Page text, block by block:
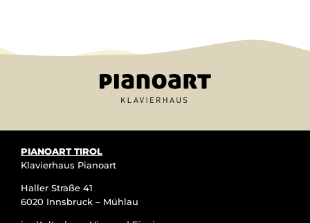
PIANOART TIROL
Klavierhaus Pianoart
Haller Straße 41
6020 Innsbruck – Mühlau